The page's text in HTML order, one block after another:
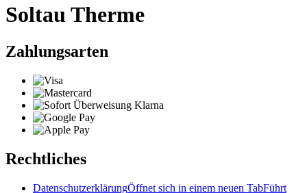
Soltau Therme
Zahlungsarten
Rechtliches
DatenschutzerklärungÖffnet sich in einem neuen TabFührt